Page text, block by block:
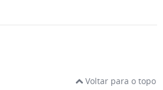
Voltar para o topo